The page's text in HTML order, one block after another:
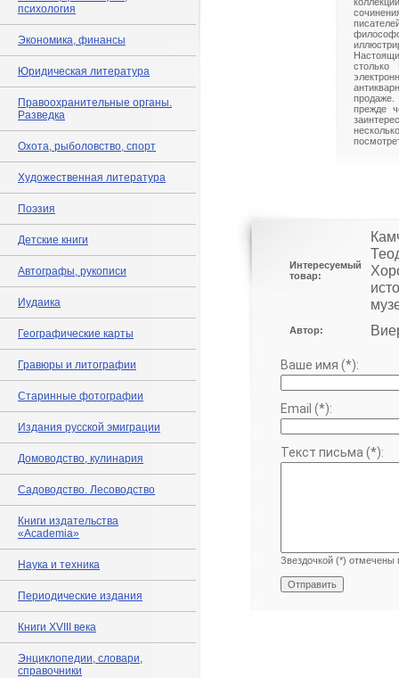
психология
Экономика, финансы
Юридическая литература
Правоохранительные органы.
Разведка
Охота, рыболовство, спорт
Художественная литература
Поэзия
Детские книги
Автографы, рукописи
Иудаика
Географические карты
Гравюры и литографии
Старинные фотографии
Издания русской эмиграции
Домоводство, кулинария
Садоводство. Лесоводство
Книги издательства
«Academia»
Наука и техника
Периодические издания
Книги XVIII века
Энциклопедии, словари,
справочники
столько
прежде
Интересуемый
товар:
Автор:
Ваше имя (*):
Email (*):
Текст письма (*):
Звездочкой (*) отмечены